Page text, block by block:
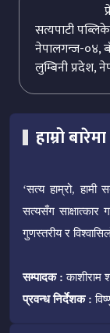
सत्यपाटी
नेपालगन्ज-०४,
लुम्बिनी प्रदेश,
हाम्रो बारेमा
‘सत्य हाम्रो, हामी
सत्यसँग साक्षात्कार
गुणस्तरीय र
सम्पादक : काशीराम
प्रवन्ध निर्देशक :